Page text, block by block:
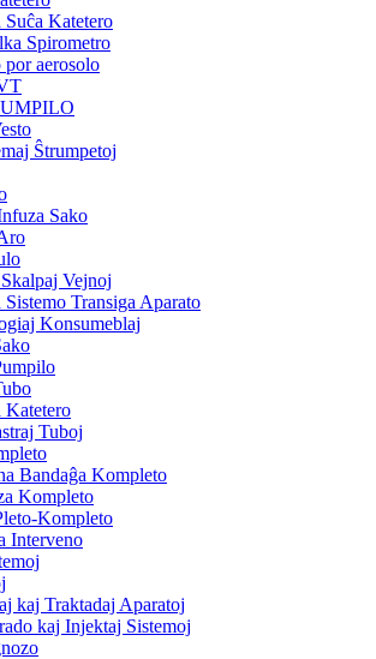
Suĉa Katetero
Spirometro
por aerosolo
Ŝtrumpetoj
Sako
Vejnoj
Sistemo Transiga Aparato
Konsumeblaj
Katetero
Tuboj
Bandaĝa Kompleto
Kompleto
Kompleto
Interveno
kaj Traktadaj Aparatoj
kaj Injektaj Sistemoj